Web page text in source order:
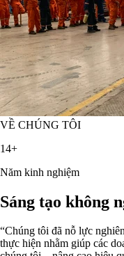
VỀ CHÚNG TÔI
14+
Năm kinh nghiệm
Sáng tạo không
“Chúng tôi đã nỗ lực
thực hiện nhằm giúp các